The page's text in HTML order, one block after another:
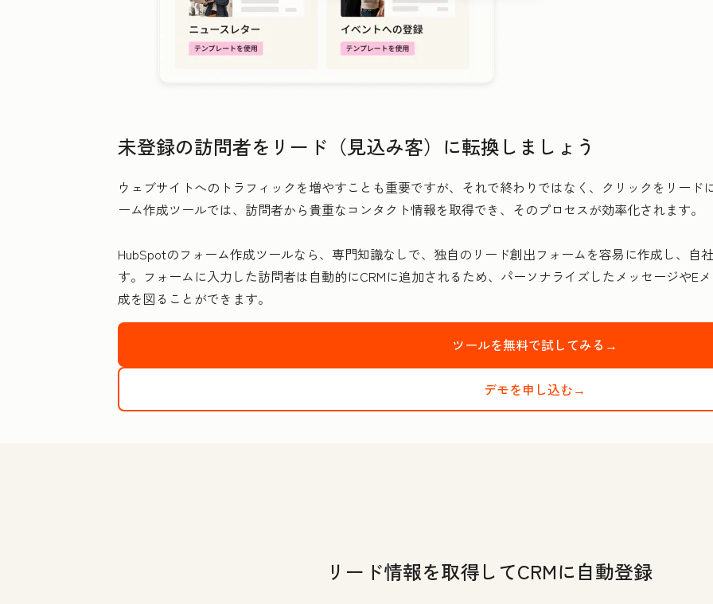
未登録の訪問者をリード（見込み客）に転換しましょう
ウェブサイトへのトラフィックを増やすことも重要ですが、それで終わりではなく、クリックをリー
ーム作成ツールでは、訪問者から貴重なコンタクト情報を取得でき、そのプロセスが効率化されます。
HubSpotのフォーム作成ツールなら、専門知識なしで、独自のリード創出フォームを容易に作成し、自
す。フォームに入力した訪問者は自動的にCRMに追加されるため、パーソナライズしたメッセージやE
成を図ることができます。
ツールを無料で試してみる→
デモを申し込む→
リード情報を取得してCRMに自動登録